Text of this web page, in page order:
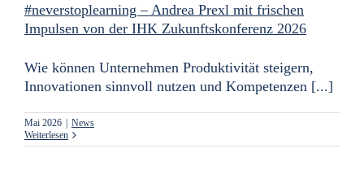
#neverstoplearning – Andrea Prexl mit frischen
Impulsen von der IHK Zukunftskonferenz 2026
Wie können Unternehmen Produktivität steigern,
Innovationen sinnvoll nutzen und Kompetenzen [...]
Mai 2026
News
Weiterlesen